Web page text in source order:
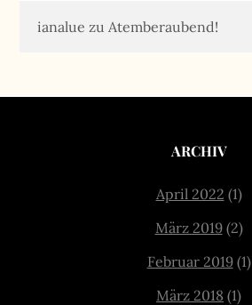
ianalue zuAtemberaubend!
ARCHIV
April 2022 (1)
März 2019(2)
Februar 2019(1)
März 2018 (1)